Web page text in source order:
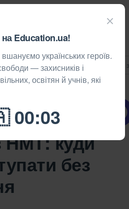
Професії Блог навчальних
2026
НМТ: куди
без
Education.ua!
українських героїв.
— захисників і
освітян й учнів, які